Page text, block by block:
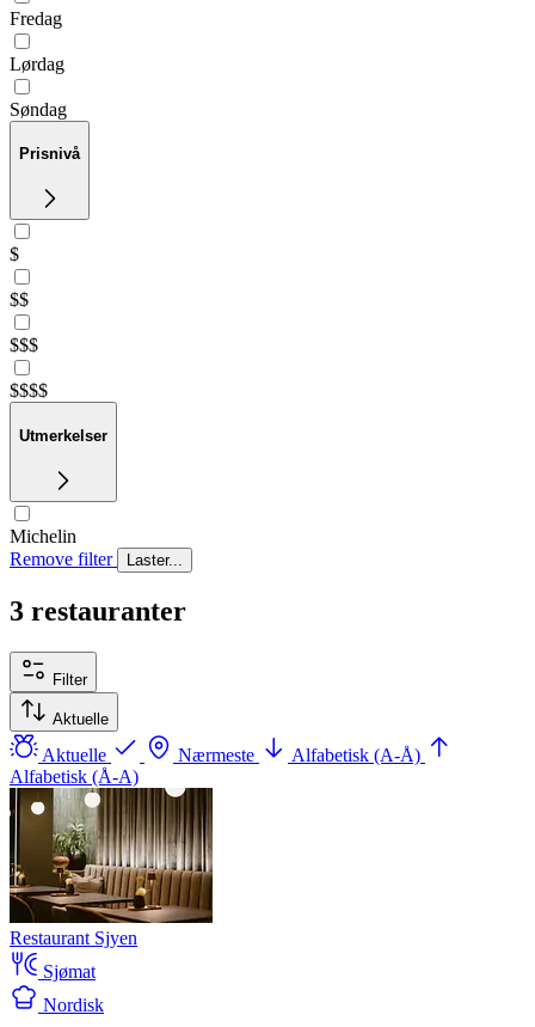
Fredag
Lørdag
Søndag
Prisnivå
$
$$
$$$
$$$$
Utmerkelser
Michelin
Remove filter
Laster...
3 restauranter
Filter
Aktuelle
Aktuelle Nærmeste
Alfabetisk (A-Å)
Alfabetisk (Å-A)
Restaurant Sjyen
Sjømat
Nordisk